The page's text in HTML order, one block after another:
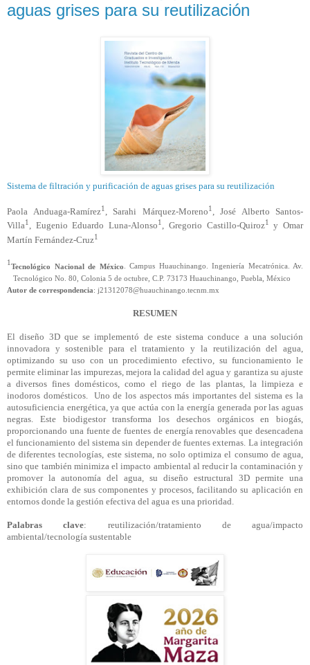
aguas grises para su reutilización
Sistema de filtración y purificación de aguas grises para su reutilización
Paola Anduaga-Ramírez1 , Sarahi Márquez-Moreno1 , José Alberto Santos-
Villa1, Eugenio Eduardo Luna-Alonso1, Gregorio Castillo-Quiroz1 y Omar
Martín Fernández-Cruz1
1Tecnológico Nacional de México. Campus Huauchinango. Ingeniería Mecatrónica. Av.
Tecnológico No. 80, Colonia 5 de octubre, C.P. 73173 Huauchinango, Puebla, México
Autor de correspondencia: j21312078@huauchinango.tecnm.mx
RESUMEN
El diseño 3D que se implementó de este sistema conduce a una solución
innovadora y sostenible para el tratamiento y la reutilización del agua,
optimizando su uso con un procedimiento efectivo, su funcionamiento le
permite eliminar las impurezas, mejora la calidad del agua y garantiza su ajuste
a diversos fines domésticos, como el riego de las plantas, la limpieza e
inodoros domésticos. Uno de los aspectos más importantes del sistema es la
autosuficiencia energética, ya que actúa con la energía generada por las aguas
negras. Este biodigestor transforma los desechos orgánicos en biogás,
proporcionando una fuente de fuentes de energía renovables que desencadena
el funcionamiento del sistema sin depender de fuentes externas. La integración
de diferentes tecnologías, este sistema, no solo optimiza el consumo de agua,
sino que también minimiza el impacto ambiental al reducir la contaminación y
promover la autonomía del agua, su diseño estructural 3D permite una
exhibición clara de sus componentes y procesos, facilitando su aplicación en
entornos donde la gestión efectiva del agua es una prioridad.
Palabras clave: reutilización/tratamiento de agua/impacto
ambiental/tecnología sustentable